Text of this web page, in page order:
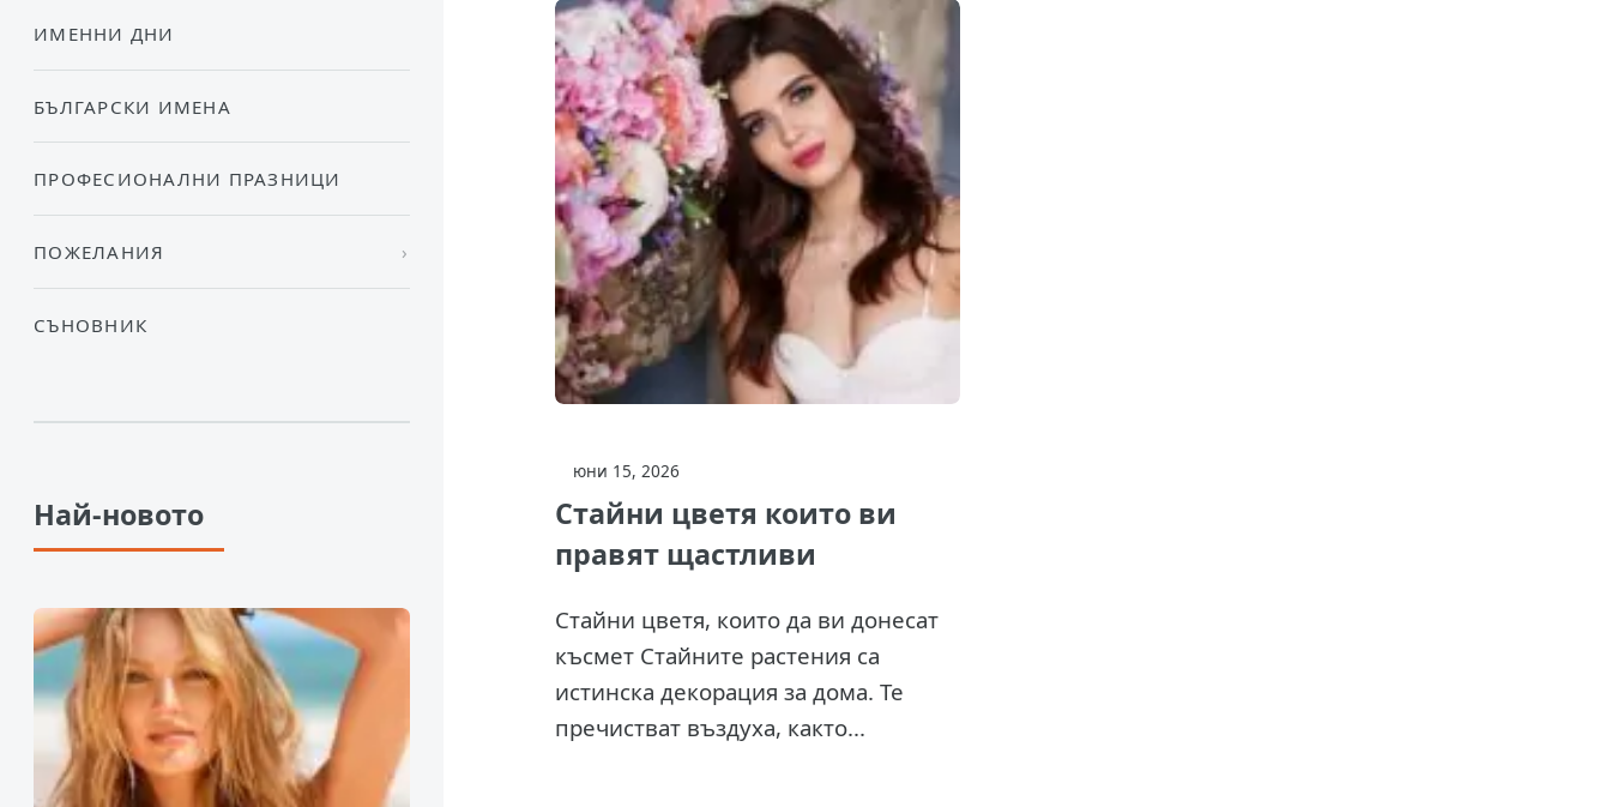
юни 15, 2026
Стайни цветя които ви
правят щастливи
Стайни цветя, които да ви донесат
късмет Стайните растения са
истинска декорация за дома. Те
пречистват въздуха, както...
ИМЕННИ ДНИ
БЪЛГАРСКИ ИМЕНА
ПРОФЕСИОНАЛНИ ПРАЗНИЦИ
ПОЖЕЛАНИЯ
СЪНОВНИК
Най-новото